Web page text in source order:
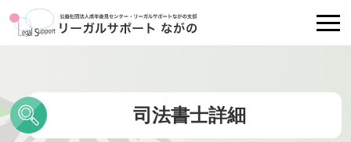
各種相談
司法書士詳細